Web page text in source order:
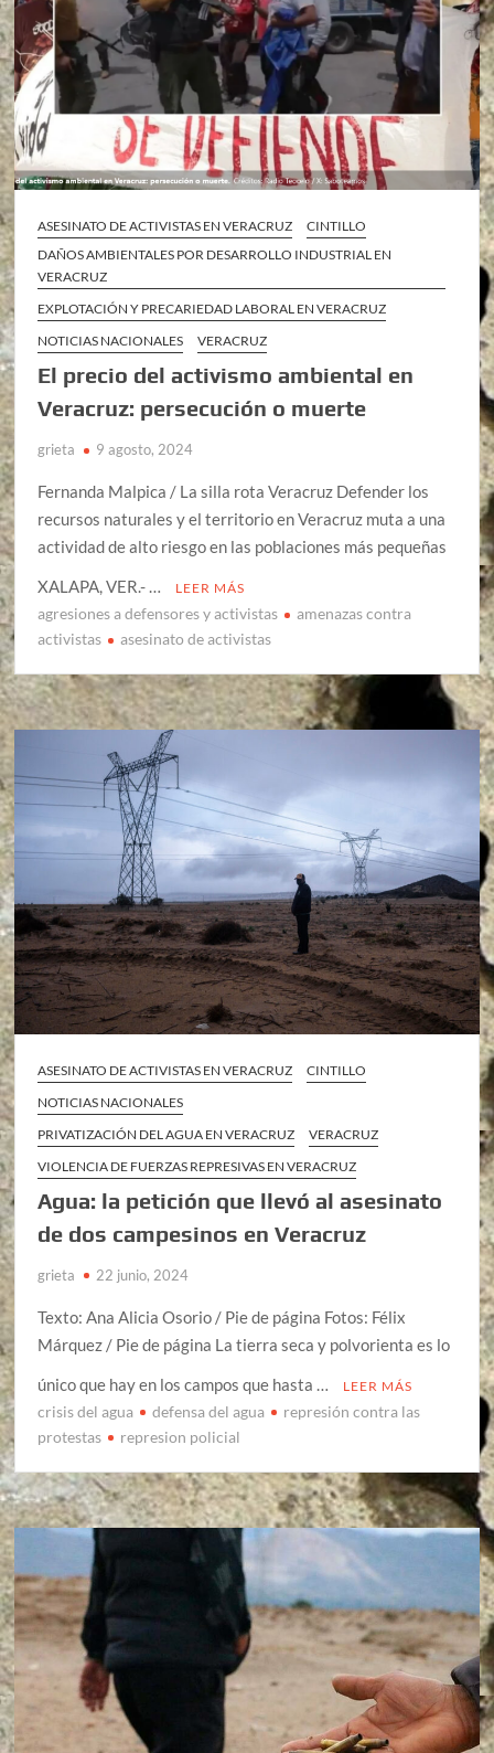
ASESINATO DE ACTIVISTAS EN VERACRUZ
CINTILLO
DAÑOS AMBIENTALES POR DESARROLLO INDUSTRIAL EN
VERACRUZ
EXPLOTACIÓN Y PRECARIEDAD LABORAL EN VERACRUZ
NOTICIAS NACIONALES
VERACRUZ
El precio del activismo ambiental en
Veracruz: persecución o muerte
grieta 9 agosto, 2024
Fernanda Malpica / La silla rota Veracruz Defender los
recursos naturales y el territorio en Veracruz muta a una
actividad de alto riesgo en las poblaciones más pequeñas
XALAPA, VER.- …
LEER MÁS
agresiones a defensores y activistas
amenazas contra
activistas
asesinato de activistas
ASESINATO DE ACTIVISTAS EN VERACRUZ
CINTILLO
NOTICIAS NACIONALES
PRIVATIZACIÓN DEL AGUA EN VERACRUZ
VERACRUZ
VIOLENCIA DE FUERZAS REPRESIVAS EN VERACRUZ
Agua: la petición que llevó al asesinato
de dos campesinos en Veracruz
grieta 22 junio, 2024
Texto: Ana Alicia Osorio / Pie de página Fotos: Félix
Márquez / Pie de página La tierra seca y polvorienta es lo
único que hay en los campos que hasta …
LEER MÁS
crisis del agua defensa del agua
represión contra las
protestas
represion policial